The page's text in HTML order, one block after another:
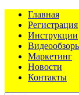
Главная
Регистрация
Инструкции
Маркетинг
Новости
Контакты